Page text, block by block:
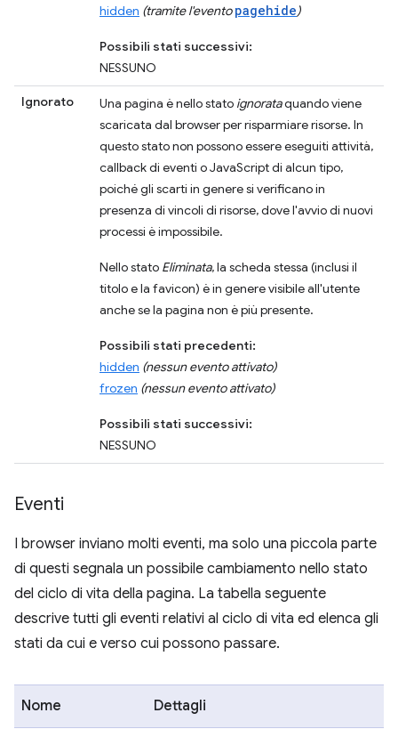
hidden (tramite l'eventopagehide)
Possibili stati successivi:
NESSUNO
Ignorato Una pagina è nello stato ignorataquando viene
scaricata dal browser per risparmiare risorse. In
questo stato non possono essere eseguiti attività,
callback di eventi o JavaScript di alcun tipo,
poiché gli scarti in genere si verificano in
presenza di vincoli di risorse, dove l'avvio di nuovi
processi è impossibile.
Nello stato Eliminata, la scheda stessa (inclusi il
titolo e la favicon) è in genere visibile all'utente
anche se la pagina non è più presente.
Possibili stati precedenti:
hidden (nessun evento attivato)
frozen (nessun evento attivato)
Possibili stati successivi:
NESSUNO
Eventi
I browser inviano molti eventi, ma solo una piccola parte
di questi segnala un possibile cambiamento nello stato
del ciclo di vita della pagina. La tabella seguente
descrive tutti gli eventi relativi al ciclo di vita ed elenca gli
stati da cui e verso cui possono passare.
Nome Dettagli